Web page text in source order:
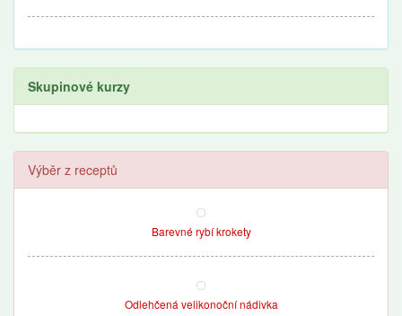
Skupinové kurzy
Výběr z receptů
Barevné rybí krokety
Odlehčená velikonoční nádivka